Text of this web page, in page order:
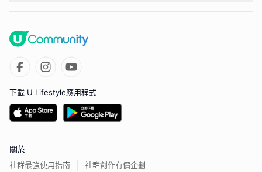
下載 U Lifestyle應用程式
關於
社群最強使用指南 社群創作有價企劃